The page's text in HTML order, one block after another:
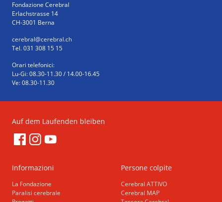
Fondazione Cerebral
Erlachstrasse 14
CH-3001 Berna
cerebral@cerebral.ch
Tel. 031 308 15 15
Orari telefonici:
Lu-Gi: 08.30-11.30 / 14.00-16.45
Ve: 08.30-11.30
Auf dem Laufenden bleiben
Informazioni
La Fondazione
Paralisi cerebrale
Persone colpite
Cerebral ATTIVO
Cerebral MAP